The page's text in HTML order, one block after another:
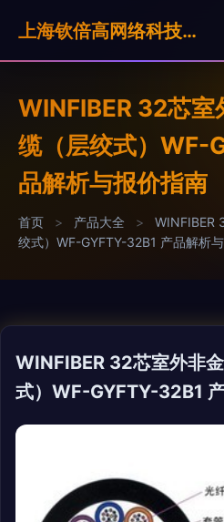
上海钦倍高网络科技有限公司
WINFIBER 32芯室
缆（层绞式）WF-
品解析与报价指南
首页 > 产品大全 >
WINFIBER
绞式）WF-GYFTY-32B1 产品解析
WINFIBER 32芯室外非
式）WF-GYFTY-32B1